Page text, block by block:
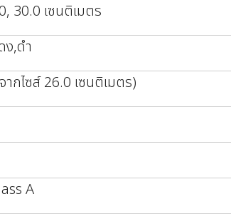
30.0 เซนติเมตร
ง,ดำ
กไซส์ 26.0 เซนติเมตร)
A